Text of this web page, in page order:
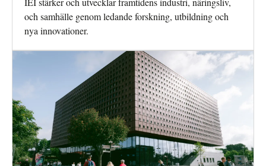
och samhälle genom ledande forskning, utbildning och
nya innovationer.